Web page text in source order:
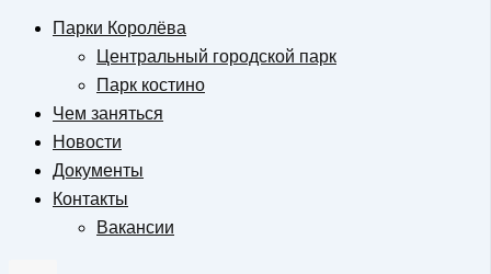
Парки Королёва
Центральный городской парк
Парк костино
Чем заняться
Новости
Документы
Контакты
Вакансии